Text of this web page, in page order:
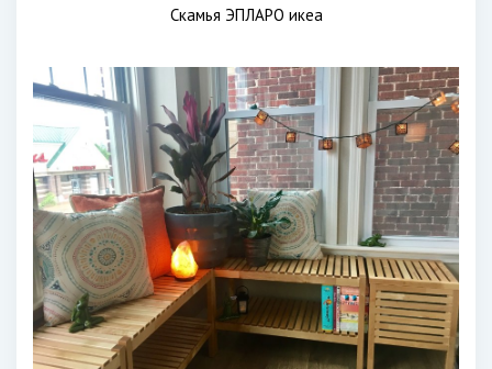
Скамья ЭПЛАРО икеа